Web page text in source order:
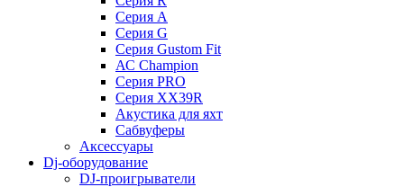
Cерия A
Cерия G
Cерия Gustom Fit
АС Champion
Cерия PRO
Cерия XX39R
Акустика для яхт
Сабвуферы
Аксессуары
Dj-оборудование
DJ-проигрыватели